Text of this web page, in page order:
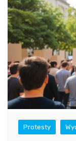
Protesty